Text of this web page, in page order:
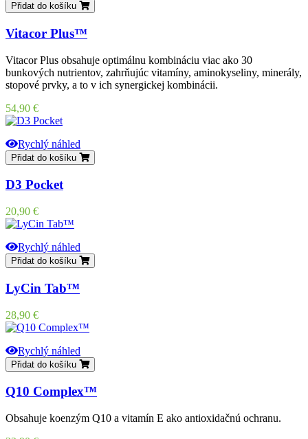
Přidat do košíku
Vitacor Plus™
Vitacor Plus obsahuje optimálnu kombináciu viac ako 30
bunkových nutrientov, zahrňujúc vitamíny, aminokyseliny, minerály,
stopové prvky, a to v ich synergickej kombinácii.
Cena
54,90 €
Rychlý náhled
Přidat do košíku
D3 Pocket
Cena
20,90 €
Rychlý náhled
Přidat do košíku
LyCin Tab™
Cena
28,90 €
Rychlý náhled
Přidat do košíku
Q10 Complex™
Obsahuje koenzým Q10 a vitamín E ako antioxidačnú ochranu.